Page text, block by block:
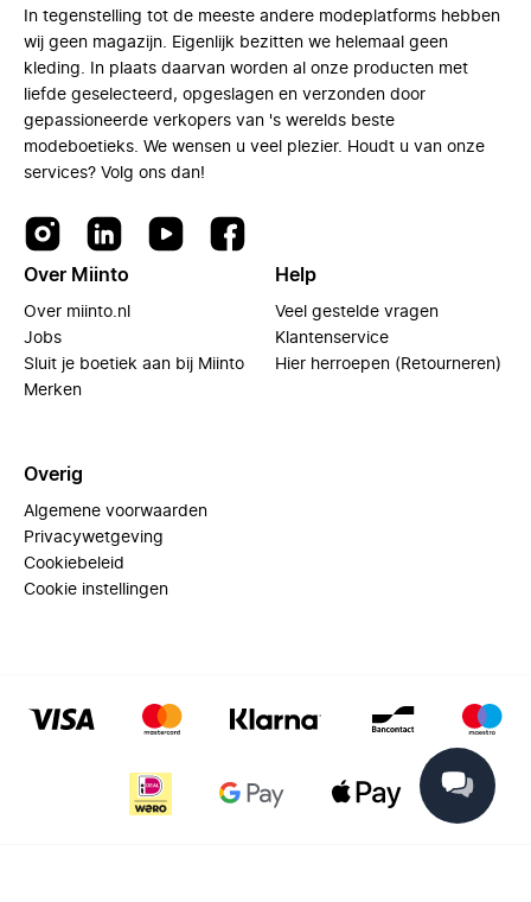
In tegenstelling tot de meeste andere modeplatforms hebben
wij geen magazijn. Eigenlijk bezitten we helemaal geen
kleding. In plaats daarvan worden al onze producten met
liefde geselecteerd, opgeslagen en verzonden door
gepassioneerde verkopers van 's werelds beste
modeboetieks. We wensen u veel plezier. Houdt u van onze
services? Volg ons dan!
Over Miinto
Over miinto.nl
Jobs
Sluit je boetiek aan bij Miinto
Merken
Help
Veel gestelde vragen
Klantenservice
Hier herroepen (Retourneren)
Overig
Algemene voorwaarden
Privacywetgeving
Cookiebeleid
Cookie instellingen